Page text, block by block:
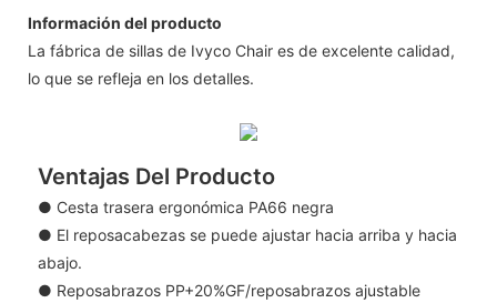
Información del producto
La fábrica de sillas de Ivyco Chair es de excelente calidad,
lo que se refleja en los detalles.
Ventajas Del Producto
● Cesta trasera ergonómica PA66 negra
● El reposacabezas se puede ajustar hacia arriba y hacia
abajo.
● Reposabrazos PP+20%GF/reposabrazos ajustable